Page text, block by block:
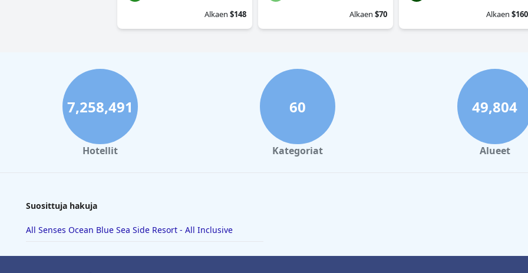
Alkaen $148
Alkaen $70
Alkaen $160
7,258,491
Hotellit
60
Kategoriat
49,804
Alueet
Suosittuja hakuja
All Senses Ocean Blue Sea Side Resort - All Inclusive